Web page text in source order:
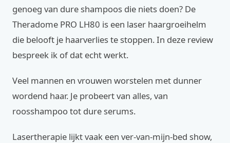
genoeg van dure shampoos die niets doen? De
Theradome PRO LH80 is een laser haargroeihelm
die belooft je haarverlies te stoppen. In deze review
bespreek ik of dat echt werkt.
Veel mannen en vrouwen worstelen met dunner
wordend haar. Je probeert van alles, van
roosshampoo tot dure serums.
Lasertherapie lijkt vaak een ver-van-mijn-bed show,